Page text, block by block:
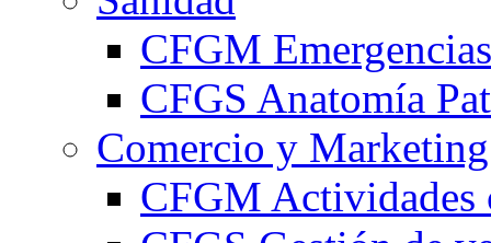
CFGM
CFGS Anatomía
Comercio y Marketing
CFGM Actividades